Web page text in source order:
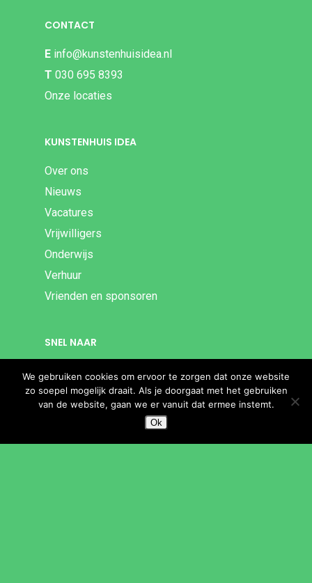
CONTACT
E info@kunstenhuisidea.nl
T 030 695 8393
Onze locaties
KUNSTENHUIS IDEA
Over ons
Nieuws
Vacatures
Vrijwilligers
Onderwijs
Verhuur
Vrienden en sponsoren
SNEL NAAR
Muziekschool
Dansschool EDC
Theaterschool
We gebruiken cookies om ervoor te zorgen dat onze website
zo soepel mogelijk draait. Als je doorgaat met het gebruiken
van de website, gaan we er vanuit dat ermee instemt.
Ok